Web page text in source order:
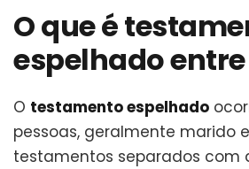
O que é
espelhado
O testamento espelhado
pessoas, geralmente marido
testamentos separados com